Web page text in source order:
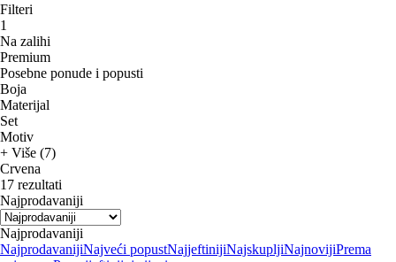
Filteri
1
Na zalihi
Premium
Posebne ponude i popusti
Boja
Materijal
Set
Motiv
+ Više (7)
Crvena
17 rezultati
Najprodavaniji
Najprodavaniji
NajprodavanijiNajveći popustNajjeftinijiNajskupljiNajnovijiPrema